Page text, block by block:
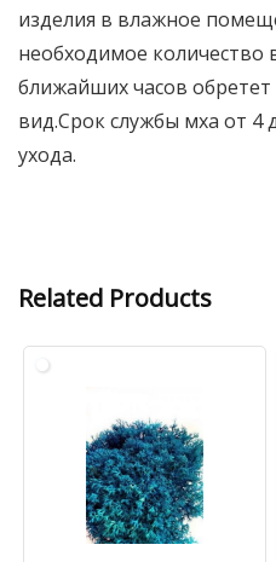
изделия в влажное
необходимое количество
ближайших часов
вид.Срок службы мха от 4
ухода.
Related Products